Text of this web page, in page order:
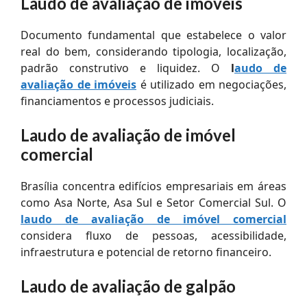
Documento fundamental que estabelece o valor
real do bem, considerando tipologia, localização,
padrão construtivo e liquidez. O laudo de
avaliação de imóveis é utilizado em negociações,
financiamentos e processos judiciais.
Laudo de avaliação de imóvel
comercial
Brasília concentra edifícios empresariais em áreas
como Asa Norte, Asa Sul e Setor Comercial Sul. O
laudo de avaliação de imóvel comercial
considera fluxo de pessoas, acessibilidade,
infraestrutura e potencial de retorno financeiro.
Laudo de avaliação de galpão